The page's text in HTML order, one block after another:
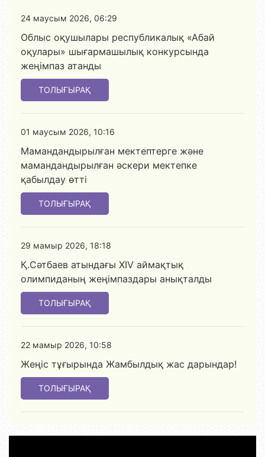
24 маусым 2026, 06:29
Облыс оқушылары республикалық «Абай
оқулары» шығармашылық конкурсында
жеңімпаз атанды
ТОЛЫҒЫРАҚ
01 маусым 2026, 10:16
Мамандандырылған мектептерге және
мамандандырылған әскери мектепке
қабылдау өтті
ТОЛЫҒЫРАҚ
29 мамыр 2026, 18:18
Қ.Сәтбаев атындағы XIV аймақтық
олимпиданың жеңімпаздары анықталды
ТОЛЫҒЫРАҚ
22 мамыр 2026, 10:58
Жеңіс тұғырында Жамбылдық жас дарындар!
ТОЛЫҒЫРАҚ